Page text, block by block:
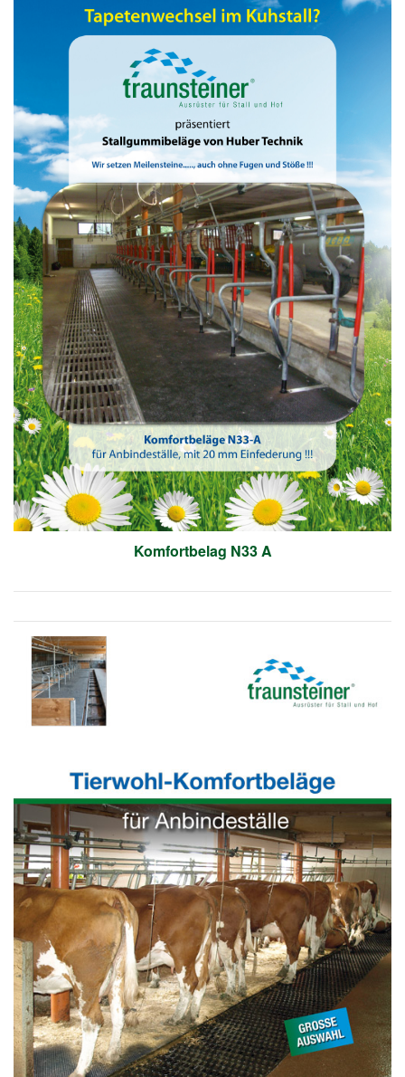
Komfortbelag N33 A